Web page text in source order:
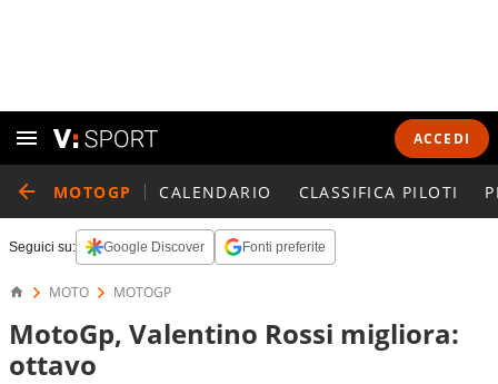
ACCEDI
MOTOGP CALENDARIO CLASSIFICA PILOTI
Seguici su: Google Discover Fonti preferite
MOTO MOTOGP
MotoGp, Valentino Rossi migliora:
ottavo